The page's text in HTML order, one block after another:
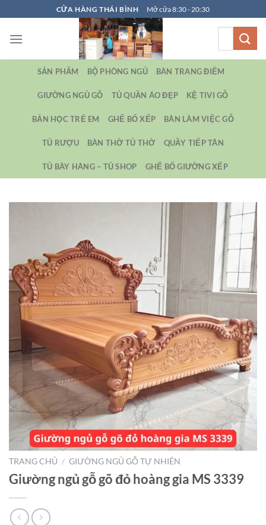
qua
nội
CỬA HÀNG THÁI BÌNH Mở cửa 8:30 - 20:30
SẢN PHẨM BỘ PHÒNG NGỦ BÀN TRANG ĐIỂM
GIƯỜNG NGỦ GỖ TỦ QUẦN ÁO ĐẸP KỆ TIVI GỖ
BẢN HỌC TRẺ EM GHẾ BỐ XẾP BÀN LÀM VIỆC GỖ
TỦ RƯỢU BÀN THỜ TỦ THỜ QUẦY TIẾP TÂN
TỦ BÀY HÀNG – TỦ SHOP GHẾ BỐ GIƯỜNG XẾP
TRANG CHỦ / GIƯỜNG NGỦ GỖ TỰ NHIÊN
Giường ngủ gỗ gõ đỏ hoàng gia MS 3339